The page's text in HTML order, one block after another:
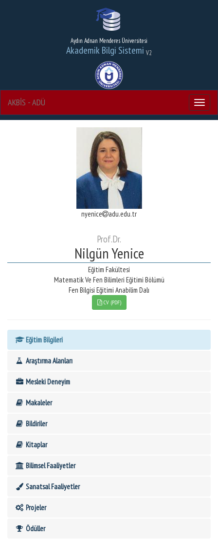
Aydın Adnan Menderes Üniversitesi
Akademik Bilgi Sistemi V2
Menu
AKBİS - ADÜ
nyenice adu.edu.tr
Prof.Dr.
Nilgün Yenice
Eğitim Fakültesi
Matematik Ve Fen Bilimleri Eğitimi Bölümü
Fen Bilgisi Eğitimi Anabilim Dalı
CV (PDF)
Eğitim Bilgileri
Araştırma Alanları
Mesleki Deneyim
Makaleler
Bildiriler
Kitaplar
Bilimsel Faaliyetler
Sanatsal Faaliyetler
Projeler
Ödüller